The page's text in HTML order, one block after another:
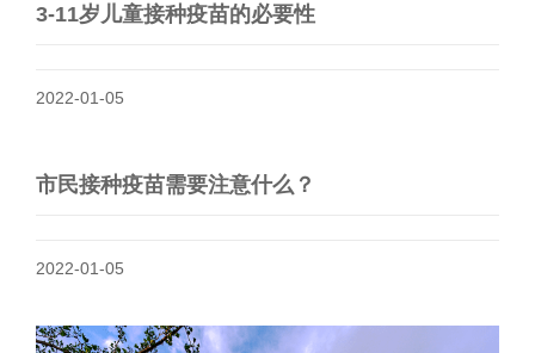
3-11岁儿童接种疫苗的必要性
2022-01-05
市民接种疫苗需要注意什么？
2022-01-05